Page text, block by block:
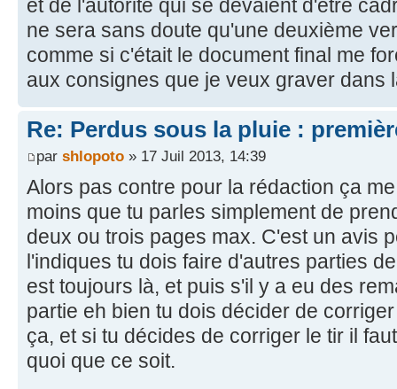
et de l'autorité qui se devaient d'être
ne sera sans doute qu'une deuxième
comme si c'était le document final me
aux consignes que je veux graver dans
Re: Perdus sous la pluie :
par shlopoto » 17 Juil 2013, 14:39
Alors pas contre pour la rédaction ça
moins que tu parles simplement de
deux ou trois pages max. C'est un avis
l'indiques tu dois faire d'autres parties
est toujours là, et puis s'il y a eu des
partie eh bien tu dois décider de
ça, et si tu décides de corriger le tir il
quoi que ce soit.